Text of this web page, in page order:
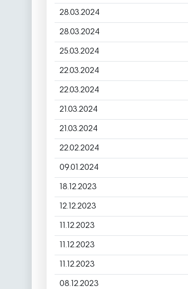
28.03.2024
28.03.2024
25.03.2024
22.03.2024
22.03.2024
21.03.2024
21.03.2024
22.02.2024
09.01.2024
18.12.2023
12.12.2023
11.12.2023
11.12.2023
11.12.2023
08.12.2023